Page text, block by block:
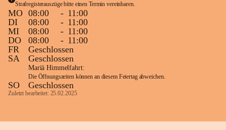
Strafregisterauszüge bitte einen Termin vereinbaren.
MO 08:00 - 11:00
DI
08:00 - 11:00
MI
08:00 - 11:00
DO
08:00 - 11:00
FR
Geschlossen
SA
Geschlossen
Mariä Himmelfahrt:
Die Öffnungszeiten können an diesem Feiertag abweichen.
SO Geschlossen
Zuletzt bearbeitet: 25.02.2025